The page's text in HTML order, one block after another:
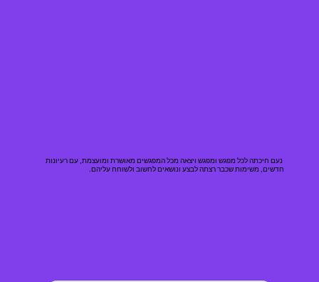
נעם חיכתה לכל מפגש ומפגש ויצאה מכל המפגשים מאושרת ומועצמת, עם רעיונות
חדשים, משימות שכבר רצתה לבצע ונושאים לחשוב ולשוחח עליהם.